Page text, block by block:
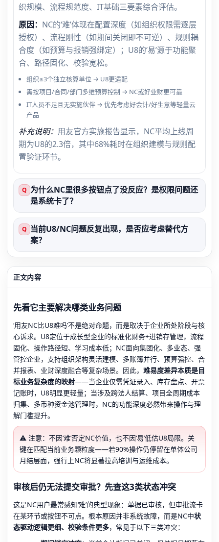
织规模、流程规范度、IT基础三要素综合评估。
原因： NC的‘难’体现在配置深度（如组织权限需逐层
授权）、流程刚性（如期间关闭即不可逆）、规则耦
合度（如预算与报销强绑定）；U8的‘易’源于功能聚
合、路径固化、校验宽松。
组织≤3个独立核算单位 → U8更适配
需按项目/合同/部门多维预算控制 → NC或好业财更可靠
IT人员不足且无实施伙伴 → 优先考虑好会计/好生意等轻量云
产品
补充说明： 用友官方实施报告显示，NC平均上线周
期为U8的2.3倍，其中68%耗时在组织建模与规则配
置验证环节。
Q 为什么NC里很多按钮点了没反应？是权限问题还
是系统卡了？
Q 当前U8/NC问题反复出现，是否应考虑替代方
案？
正文内容
先看它主要解决哪类业务问题
‘用友NC比U8难吗’不是绝对命题，而是取决于企业所处阶段与核
心诉求。U8定位于成长型企业的标准化财务+进销存管理，流程
固化、操作路径短、学习成本低；NC面向集团化、多业态、强
管控企业，支持组织架构灵活建模、多账簿并行、预算强控、合
并报表、业财深度融合等复杂场景。因此， 难易度差异本质是目
标业务复杂度的映射——当企业仅需凭证录入、库存盘点、开票
记账时，U8明显更轻量；当涉及跨法人结算、项目全周期成本
归集、多币种资金池管理时，NC的功能深度必然带来操作与理
解门槛提升。
⚠️ 注意：不因‘难’否定NC价值，也不因‘易’低估U8局限。关
键在匹配当前业务颗粒度——若90%操作仍停留在单体公司
月结层面，强行上NC将显著拉高培训与运维成本。
审核后仍无法提交审批？先查这3类状态冲突
这是NC用户最常感知‘难’的典型现象：单据已审核，但审批流卡
在某环节或按钮不可点。根本原因并非系统故障，而是NC中状
态驱动逻辑更细、校验条件更多，常见于以下三类冲突：